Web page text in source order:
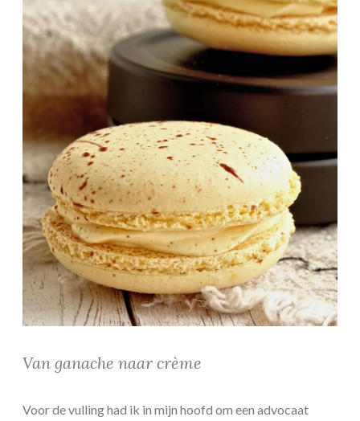
Van ganache naar crème
Voor de vulling had ik in mijn hoofd om een advocaat